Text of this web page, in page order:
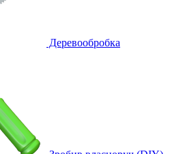
Деревообробка